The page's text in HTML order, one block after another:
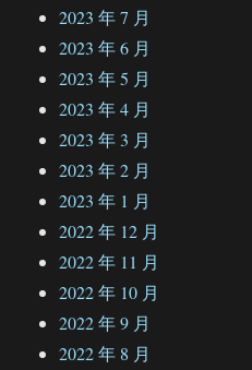
2023 年 7 月
2023 年 6 月
2023 年 5 月
2023 年 4 月
2023 年 3 月
2023 年 2 月
2023 年 1 月
2022 年 12 月
2022 年 11 月
2022 年 10 月
2022 年 9 月
2022 年 8 月